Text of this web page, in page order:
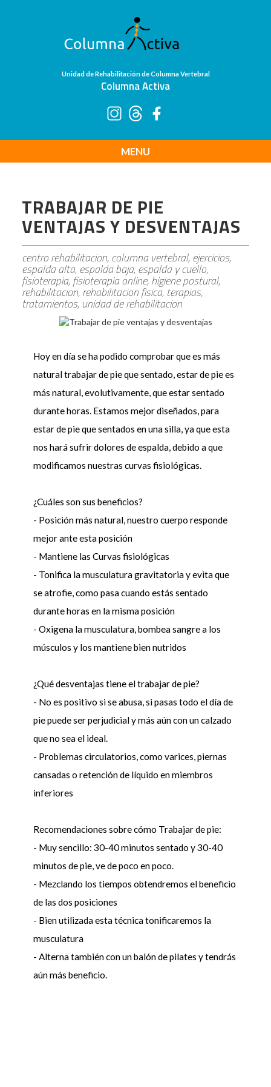
Unidad de Rehabilitación de Columna Vertebral
Columna Activa
MENU
TRABAJAR DE PIE
VENTAJAS Y DESVENTAJAS
centro rehabilitacion, columna vertebral, ejercicios,
espalda alta, espalda baja, espalda y cuello,
fisioterapia, fisioterapia online, higiene postural,
rehabilitacion, rehabilitacion fisica, terapias,
tratamientos, unidad de rehabilitacion
Hoy en día se ha podido comprobar que es más
natural trabajar de pie que sentado, estar de pie es
más natural, evolutivamente, que estar sentado
durante horas. Estamos mejor diseñados, para
estar de pie que sentados en una silla, ya que esta
nos hará sufrir dolores de espalda, debido a que
modificamos nuestras curvas fisiológicas.
¿Cuáles son sus beneficios?
- Posición más natural, nuestro cuerpo responde
mejor ante esta posición
- Mantiene las Curvas fisiológicas
- Tonifica la musculatura gravitatoria y evita que
se atrofie, como pasa cuando estás sentado
durante horas en la misma posición
- Oxigena la musculatura, bombea sangre a los
músculos y los mantiene bien nutridos
¿Qué desventajas tiene el trabajar de pie?
- No es positivo si se abusa, si pasas todo el día de
pie puede ser perjudicial y más aún con un calzado
que no sea el ideal.
- Problemas circulatorios, como varices, piernas
cansadas o retención de líquido en miembros
inferiores
Recomendaciones sobre cómo Trabajar de pie:
- Muy sencillo: 30-40 minutos sentado y 30-40
minutos de pie, ve de poco en poco.
- Mezclando los tiempos obtendremos el beneficio
de las dos posiciones
- Bien utilizada esta técnica tonificaremos la
musculatura
- Alterna también con un balón de pilates y tendrás
aún más beneficio.